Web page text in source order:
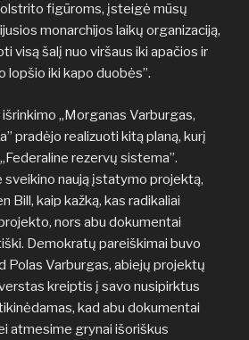
figūroms, įsteigė mūsų
monarchijos laikų organizaciją,
visą šalį nuo viršaus iki apačios ir
lopšio iki kapo duobės”.
„Morganas Varburgas,
pradėjo realizuoti kitą planą, kurį
rezervų sistema”.
sveikino naują įstatymo projektą,
Bill, kaip kažką, kas radikaliai
nors abu dokumentai
Demokratų pareiškimai buvo
Polas Varburgas, abiejų projektų
kreiptis į savo nusipirktus
kad abu dokumentai
atmesime grynai išoriškus